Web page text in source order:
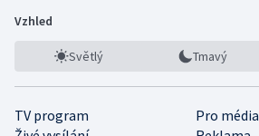
Vzhled
Světlý Tmavý
TV program
Pro média